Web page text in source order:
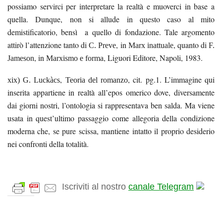
possiamo servirci per interpretare la realtà e muoverci in base a
quella. Dunque, non si allude in questo caso al mito
demistificatorio, bensì a quello di fondazione. Tale argomento
attirò l’attenzione tanto diC. Preve, in Marx inattuale, quanto diF.
Jameson, in Marxismo e forma, Liguori Editore, Napoli, 1983.
xix) G. Luckàcs, Teoria del romanzo, cit. pg.1. L’immagine qui
inserita appartiene in realtà all’epos omerico dove, diversamente
dai giorni nostri, l’ontologia si rappresentava ben salda. Ma viene
usata in quest’ultimo passaggio come allegoria della condizione
moderna che, se pure scissa, mantiene intatto il proprio desiderio
nei confronti della totalità.
Iscriviti al nostro canale Telegram